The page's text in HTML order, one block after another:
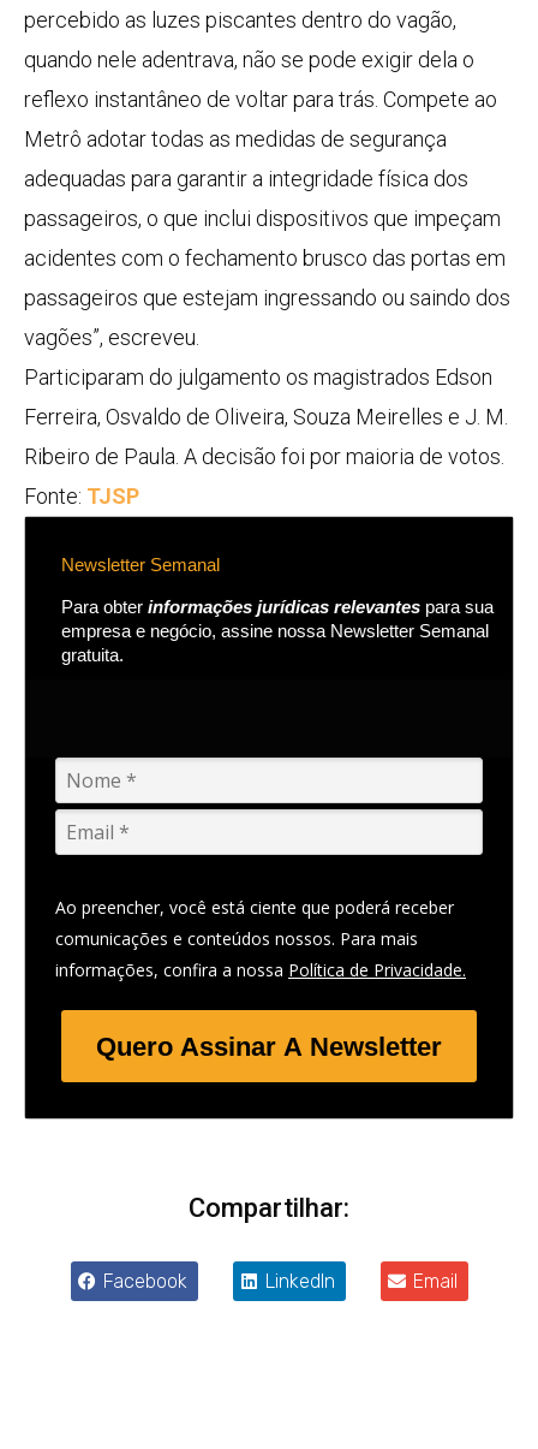
percebido as luzes piscantes dentro do vagão,
quando nele adentrava, não se pode exigir dela o
reflexo instantâneo de voltar para trás. Compete ao
Metrô adotar todas as medidas de segurança
adequadas para garantir a integridade física dos
passageiros, o que inclui dispositivos que impeçam
acidentes com o fechamento brusco das portas em
passageiros que estejam ingressando ou saindo dos
vagões”, escreveu.
Participaram do julgamento os magistrados Edson
Ferreira, Osvaldo de Oliveira, Souza Meirelles e J. M.
Ribeiro de Paula. A decisão foi por maioria de votos.
Fonte: TJSP
Newsletter Semanal
Para obter informações jurídicas relevantes para sua
empresa e negócio, assine nossa Newsletter Semanal
gratuita.
Ao preencher, você está ciente que poderá receber
comunicações e conteúdos nossos. Para mais
informações, confira a nossa Política de Privacidade.
Quero Assinar A Newsletter
Compartilhar:
Facebook LinkedIn Email